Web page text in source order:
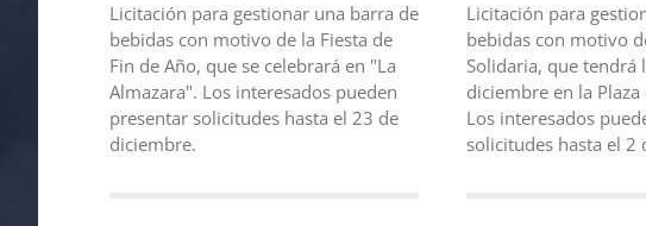
Licitación para gestionar una barra de
bebidas con motivo de la Fiesta de
Fin de Año, que se celebrará en "La
Almazara". Los interesados pueden
presentar solicitudes hasta el 23 de
diciembre.
Licitación para
bebidas con motivo
Solidaria, que tendrá
diciembre en la Plaza
Los interesados
solicitudes hasta el 2